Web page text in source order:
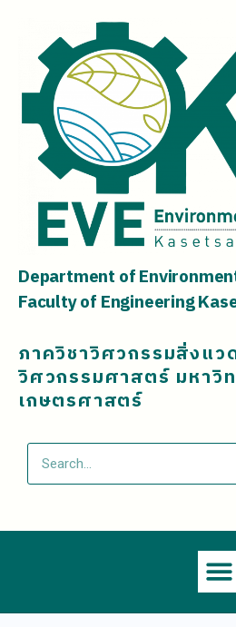
Department of
Faculty of Engineering
ภาควิชาวิศวกรรมสิ่งแ
วิศวกรรมศาสตร์ มหาวิ
เกษตรศาสตร์